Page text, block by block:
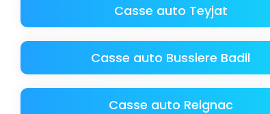
Casse auto Teyjat
Casse auto Bussiere Badil
Casse auto Reignac